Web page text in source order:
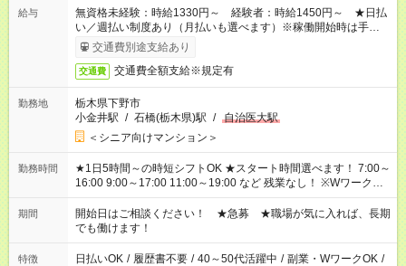
給与
無資格未経験：時給1330円～ 経験者：時給1450円～ ★日払
い／週払い制度あり（月払いも選べます）※稼働開始時は手続き
完了次第のお支払いとなります。
交通費別途支給あり
交通費 交通費全額支給※規定有
勤務地
栃木県下野市
小金井駅 / 石橋(栃木県)駅 / 自治医大駅
＜シニア向けマンション＞
勤務時間
★1日5時間～の時短シフトOK ★スタート時間選べます！ 7:00～
16:00 9:00～17:00 11:00～19:00 など 残業なし！ ※Wワークの
場合、他のお仕事と合わせ週40時間超の就業はご案内できませ
ん ※法令に基づき、週20時間以上勤務は社会保険への加入対象
となります ※労働者派遣法（日雇い派遣の原則禁止）により、
短時間・短期間の就業はご案内が難しい場合があります
期間
開始日はご相談ください！ ★急募 ★職場が気に入れば、長期
でも働けます！
特徴 日払いOK / 履歴書不要 / 40～50代活躍中 / 副業・WワークOK /